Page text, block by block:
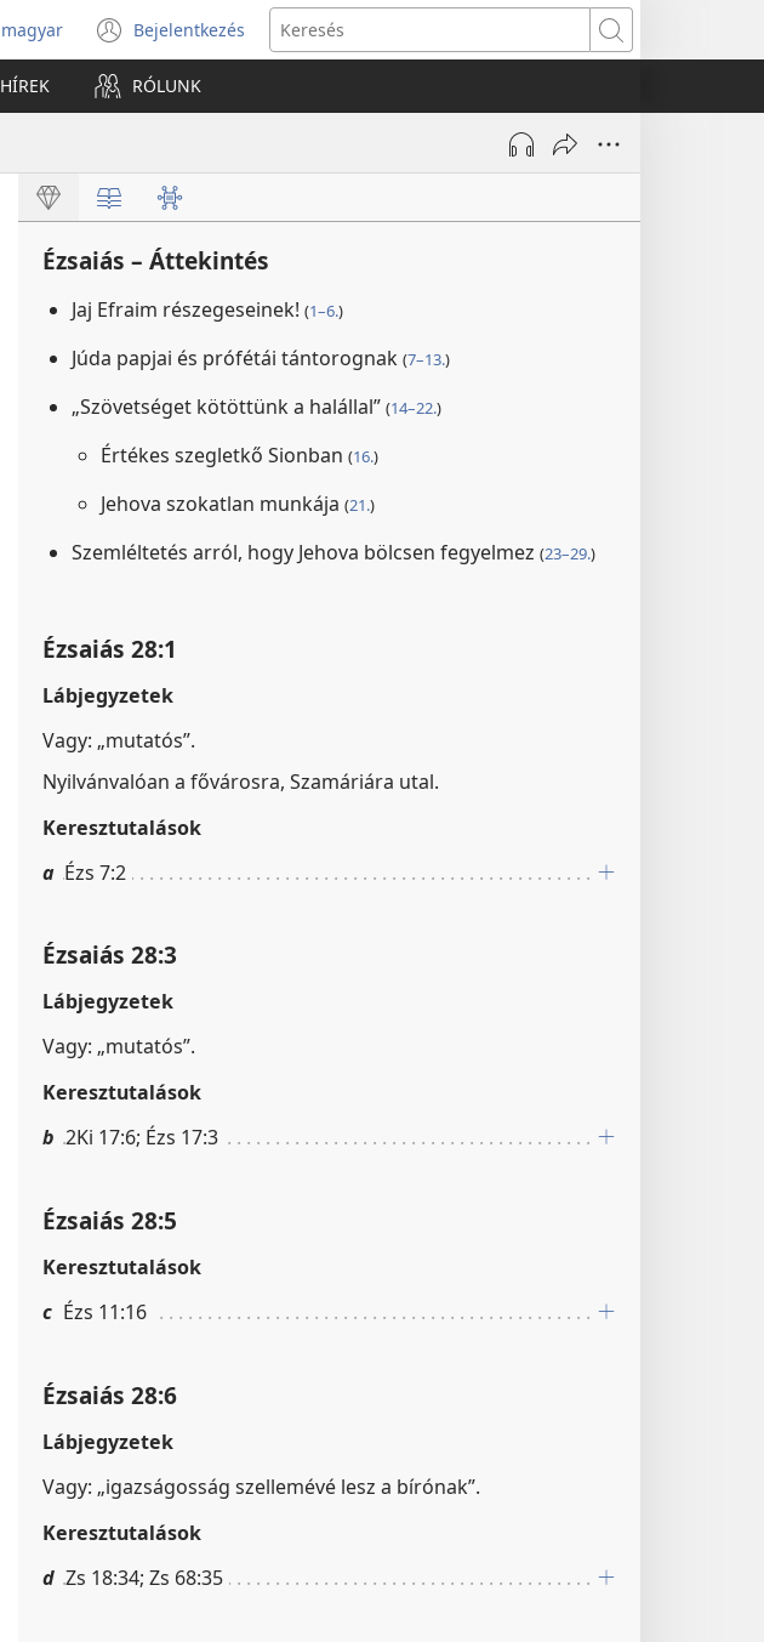
Válassz
nyelvet
magyar Bejelentkezés
(opens
new
window)
Keresés
HÍREK RÓLUNK
Ézsaiás – Áttekintés
Jaj Efraim részegeseinek! (1–6.)
Júda papjai és prófétái tántorognak (7–13.)
„Szövetséget kötöttünk a halállal” (14–22.)
Értékes szegletkő Sionban (16.)
Jehova szokatlan munkája (21.)
Szemléltetés arról, hogy Jehova bölcsen fegyelmez (23–29.)
Ézsaiás 28:1
Lábjegyzetek
Vagy: „mutatós”.
Nyilvánvalóan a fővárosra, Szamáriára utal.
Keresztutalások
a Ézs 7:2
Ézsaiás 28:3
Lábjegyzetek
Vagy: „mutatós”.
Keresztutalások
b 2Ki 17:6; Ézs 17:3
Ézsaiás 28:5
Keresztutalások
c Ézs 11:16
Ézsaiás 28:6
Lábjegyzetek
Vagy: „igazságosság szellemévé lesz a bírónak”.
Keresztutalások
d Zs 18:34; Zs 68:35